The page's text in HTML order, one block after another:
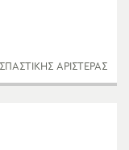
ΑΡΙΣΤΕΡΆΣ